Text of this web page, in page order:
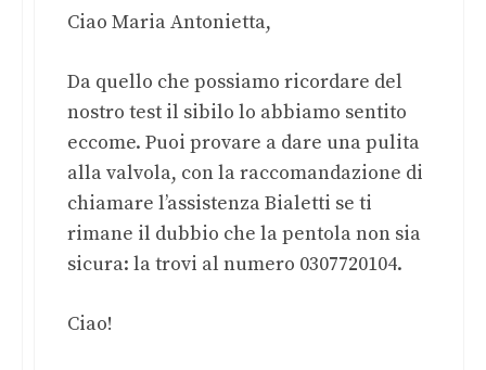
Ciao Maria Antonietta,
Da quello che possiamo ricordare del
nostro test il sibilo lo abbiamo sentito
eccome. Puoi provare a dare una pulita
alla valvola, con la raccomandazione di
chiamare l’assistenza Bialetti se ti
rimane il dubbio che la pentola non sia
sicura: la trovi al numero 0307720104.
Ciao!